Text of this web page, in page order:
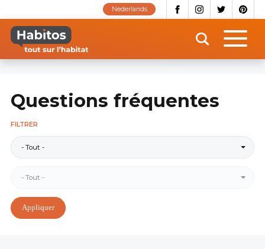
contenu
principal
Nederlands
Questions fréquentes
FILTRER
- Tout -
- Tout -